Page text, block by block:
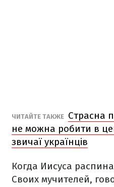
ЧИТАЙТЕ ТАКЖЕ Страсна
не можна робити в
звичаї українців
Когда Иисуса
Своих мучителей,